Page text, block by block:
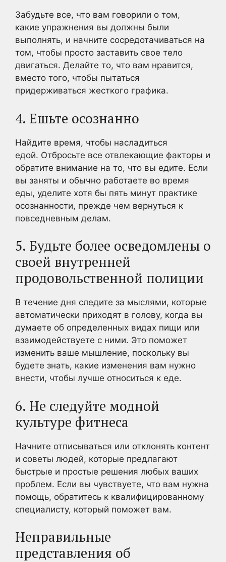
Забудьте все, что вам говорили о том,
какие упражнения вы должны были
выполнять, и начните сосредотачиваться на
том, чтобы просто заставить свое тело
двигаться. Делайте то, что вам нравится,
вместо того, чтобы пытаться
придерживаться жесткого графика.
4. Ешьте осознанно
Найдите время, чтобы насладиться
едой. Отбросьте все отвлекающие факторы и
обратите внимание на то, что вы едите. Если
вы заняты и обычно работаете во время
еды, уделите хотя бы пять минут практике
осознанности, прежде чем вернуться к
повседневным делам.
5. Будьте более осведомлены о
своей внутренней
продовольственной полиции
В течение дня следите за мыслями, которые
автоматически приходят в голову, когда вы
думаете об определенных видах пищи или
взаимодействуете с ними. Это поможет
изменить ваше мышление, поскольку вы
будете знать, какие изменения вам нужно
внести, чтобы лучше относиться к еде.
6. Не следуйте модной
культуре фитнеса
Начните отписываться или отклонять контент
и советы людей, которые предлагают
быстрые и простые решения любых ваших
проблем. Если вы чувствуете, что вам нужна
помощь, обратитесь к квалифицированному
специалисту, который поможет вам.
Неправильные
представления об